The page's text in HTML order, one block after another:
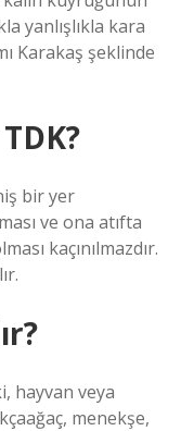
yanlışlıkla kara
Karakaş şeklinde
bir yer
ve ona atıfta
kaçınılmazdır.
hayvan veya
menekşe,